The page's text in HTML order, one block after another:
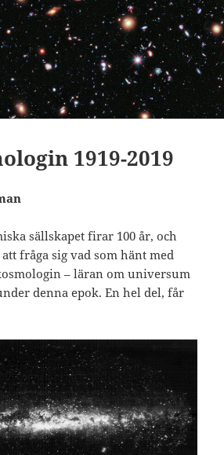
1919-2019
sällskapet firar 100 år, och
fråga sig vad som hänt med
– läran om universum
denna epok. En hel del, får